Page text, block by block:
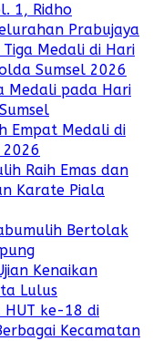
1, Ridho
Prabujaya
Medali di Hari
Sumsel 2026
Medali pada Hari
Empat Medali di
2026
Raih Emas dan
Karate Piala
Bertolak
Kenaikan
Lulus
HUT ke-18 di
Kecamatan